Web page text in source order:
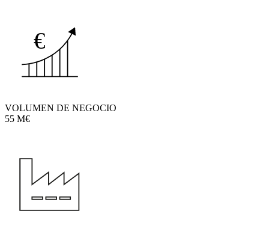
VOLUMEN DE NEGOCIO
55 M€